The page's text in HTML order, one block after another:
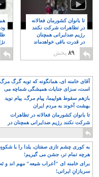
تا بانوان کشورمان فعالانه
در تظاهرات شرکت نکنند
رژیم ضدایرانی همچنان
در قدرت باقی خواهدماند
۸
۸۹ پخش
آقای خامنه ای، همانگونه که توبه گرگ مرگ
است، سزای جنایات همیشگی شماچه می
تواند باشد؟!
بازهم سقوط هواپیما، پیام مرگ، پیام نوید
بهشت آخوند به مردم ایران
تا بانوان کشورمان فعالانه در تظاهرات
شرکت نکنند رژیم ضدایرانی همچنان در
قدرت باقی خواهدماند
به کوری چشم تازی صفتان، یلدا را با شکوهِ
هرچه تمام تر، جشن می گیریم!
برای خامنه ای "اَعراب شیعه" مهم اند و نَه
سربازانِ ایرانی!